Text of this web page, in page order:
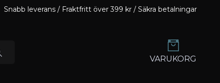
Snabb leverans / Fraktfritt över 399 kr / Säkra betalningar
VARUKORG